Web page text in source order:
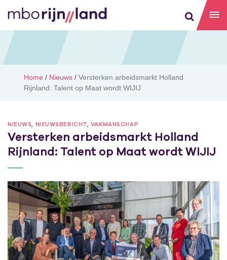
Home / Nieuws /Versterken arbeidsmarkt Holland
Rijnland: Talent op Maat wordt WIJIJ
NIEUWS NIEUWSBERICHT VAKMANSCHAP
Versterken arbeidsmarkt Holland
Rijnland: Talent op Maat wordt WIJIJ